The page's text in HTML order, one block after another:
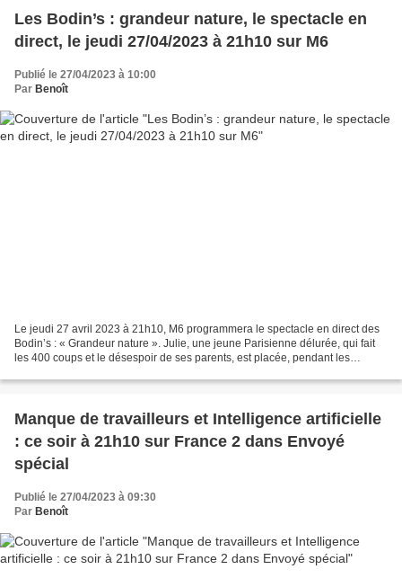
Les Bodin’s : grandeur nature, le spectacle en
direct, le jeudi 27/04/2023 à 21h10 sur M6
Publié le 27/04/2023 à 10:00
Par Benoît
Le jeudi 27 avril 2023 à 21h10, M6 programmera le spectacle en direct des
Bodin’s : « Grandeur nature ». Julie, une jeune Parisienne délurée, qui fait
les 400 coups et le désespoir de ses parents, est placée, pendant les
Manque de travailleurs et Intelligence artificielle
: ce soir à 21h10 sur France 2 dans Envoyé
spécial
Publié le 27/04/2023 à 09:30
Par Benoît